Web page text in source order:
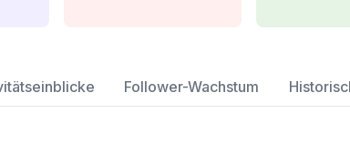
Follower-Wachstum